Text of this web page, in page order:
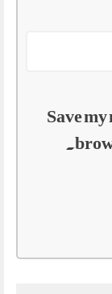
Save my